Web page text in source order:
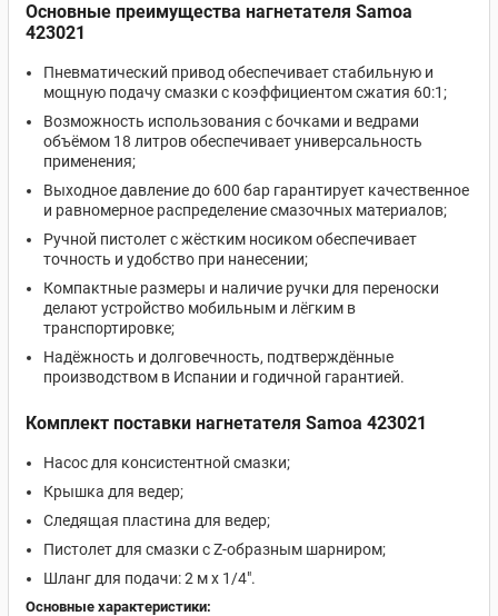
Основные преимущества нагнетателя Samoa
423021
Пневматический привод обеспечивает стабильную и
мощную подачу смазки с коэффициентом сжатия 60:1;
Возможность использования с бочками и ведрами
объёмом 18 литров обеспечивает универсальность
применения;
Выходное давление до 600 бар гарантирует качественное
и равномерное распределение смазочных материалов;
Ручной пистолет с жёстким носиком обеспечивает
точность и удобство при нанесении;
Компактные размеры и наличие ручки для переноски
делают устройство мобильным и лёгким в
транспортировке;
Надёжность и долговечность, подтверждённые
производством в Испании и годичной гарантией.
Комплект поставки нагнетателя Samoa 423021
Насос для консистентной смазки;
Крышка для ведер;
Следящая пластина для ведер;
Пистолет для смазки с Z-образным шарниром;
Шланг для подачи: 2 м х 1/4".
Основные характеристики: